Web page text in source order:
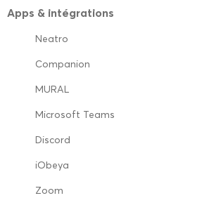
Apps & intégrations
Neatro
Companion
MURAL
Microsoft Teams
Discord
iObeya
Zoom